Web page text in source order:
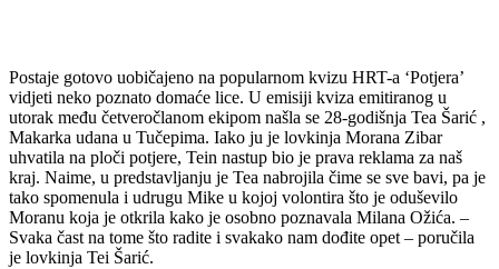
Postaje gotovo uobičajeno na popularnom kvizu HRT-a ‘Potjera’
vidjeti neko poznato domaće lice. U emisiji kviza emitiranog u
utorak među četveročlanom ekipom našla se 28-godišnja Tea Šarić ,
Makarka udana u Tučepima. Iako ju je lovkinja Morana Zibar
uhvatila na ploči potjere, Tein nastup bio je prava reklama za naš
kraj. Naime, u predstavljanju je Tea nabrojila čime se sve bavi, pa je
tako spomenula i udrugu Mike u kojoj volontira što je oduševilo
Moranu koja je otkrila kako je osobno poznavala Milana Ožića. –
Svaka čast na tome što radite i svakako nam dođite opet – poručila
je lovkinja Tei Šarić.